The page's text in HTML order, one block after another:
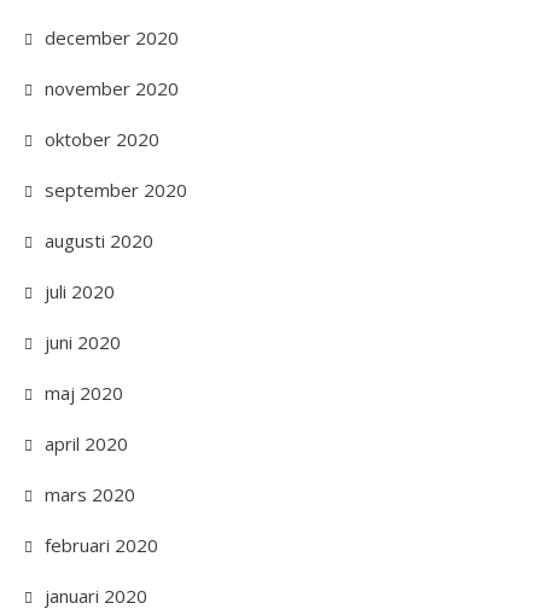
december 2020
november 2020
oktober 2020
september 2020
augusti 2020
juli 2020
juni 2020
maj 2020
april 2020
mars 2020
februari 2020
januari 2020